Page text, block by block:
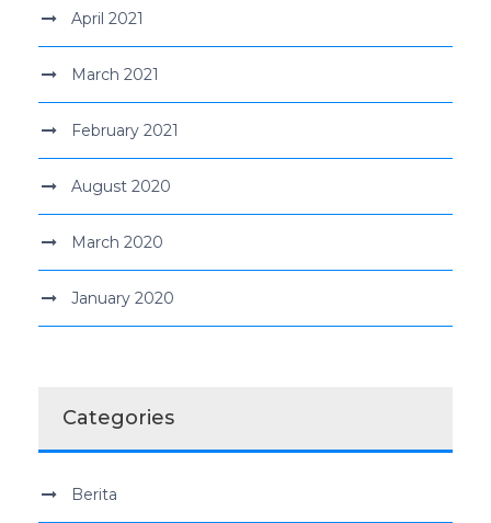
April 2021
March 2021
February 2021
August 2020
March 2020
January 2020
Categories
Berita